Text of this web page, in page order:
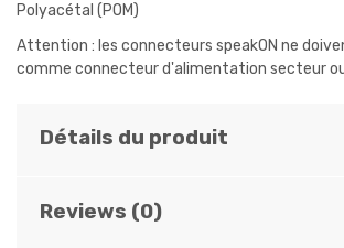
Polyacétal (POM)
Attention : les connecteurs speakON ne
comme connecteur d'alimentation secteur
Détails du produit
Reviews (0)